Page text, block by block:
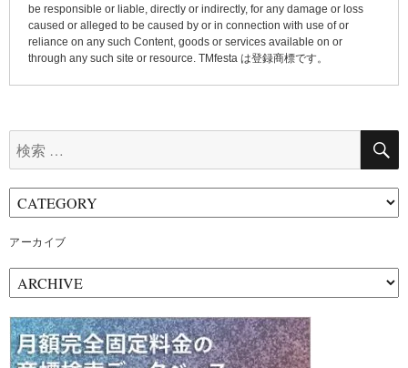
be responsible or liable, directly or indirectly, for any damage or loss
caused or alleged to be caused by or in connection with use of or
reliance on any such Content, goods or services available on or
through any such site or resource. TMfesta は登録商標です。
索:
アーカイブ
ー
カ
イ
ブ